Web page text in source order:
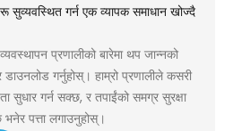
सुव्यवस्थित गर्न एक व्यापक समाधान खोज्दै
प्रणालीको बारेमा थप जान्नको
डाउनलोड गर्नुहोस्। हाम्रो प्रणालीले कसरी
सुधार गर्न सक्छ, र तपाईंको समग्र सुरक्षा
पत्ता लगाउनुहोस्।